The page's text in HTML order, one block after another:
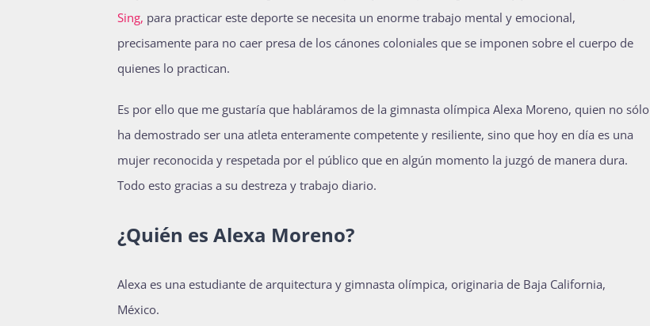
Sing, para practicar este deporte se necesita un enorme trabajo mental y emocional,
precisamente para no caer presa de los cánones coloniales que se imponen sobre el cuerpo de
quienes lo practican.
Es por ello que me gustaría que habláramos de la gimnasta olímpica Alexa Moreno, quien no sólo
ha demostrado ser una atleta enteramente competente y resiliente, sino que hoy en día es una
mujer reconocida y respetada por el público que en algún momento la juzgó de manera dura.
Todo esto gracias a su destreza y trabajo diario.
¿Quién es Alexa Moreno?
Alexa es una estudiante de arquitectura y gimnasta olímpica, originaria de Baja California,
México.